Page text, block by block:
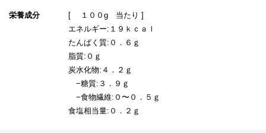
栄養成分
[ １００g 当たり ]
エネルギー:１９ｋｃａｌ
たんぱく質:０．６ｇ
脂質:０ｇ
炭水化物:４．２ｇ
−糖質:３．９ｇ
−食物繊維:０〜０．５ｇ
食塩相当量:０．２ｇ